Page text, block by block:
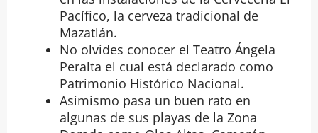
Pacífico, la cerveza tradicional de
Mazatlán.
No olvides conocer el Teatro Ángela
Peralta el cual está declarado como
Patrimonio Histórico Nacional.
Asimismo pasa un buen rato en
algunas de sus playas de la Zona